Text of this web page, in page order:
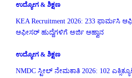
ಉದ್ಯೋಗ & ಶಿಕ್ಷಣ
KEA Recruitment 2026: 233 ಫಾರ್ಮಸಿ
ಆಫೀಸರ್ ಹುದ್ದೆಗಳಿಗೆ ಅರ್ಜಿ ಆಹ್ವಾನ
ಉದ್ಯೋಗ & ಶಿಕ್ಷಣ
NMDC ಸ್ಟೀಲ್ ನೇಮಕಾತಿ 2026: 102